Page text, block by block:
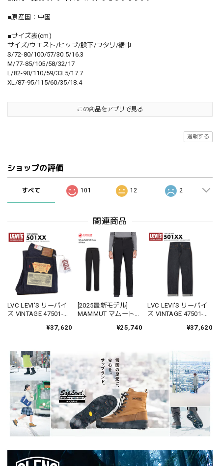
■原産国：中国
■サイズ表(cm)
サイズ/ウエスト/ヒップ/股下/ワタリ/裾巾
S/72-80/100/57/30.5/16.3
M/77-85/105/58/32/17
L/82-90/110/59/33.5/17.7
XL/87-95/115/60/35/18.4
この商品をアプリで見る
通報する
ショップの評価
すべて 101 12 2
関連商品
LVC LEVI'S リーバイ
ス VINTAGE 47501-
ル デニム ジーンズ ジ
ジット
¥37,620
[2025最新モデル]
MAMMUT マムート
ーフィールド ソフト
¥25,740
LVC LEVI'S リーバイ
ス VINTAGE 47501-
ル デニム ジーンズ ジ
ンス
¥37,620